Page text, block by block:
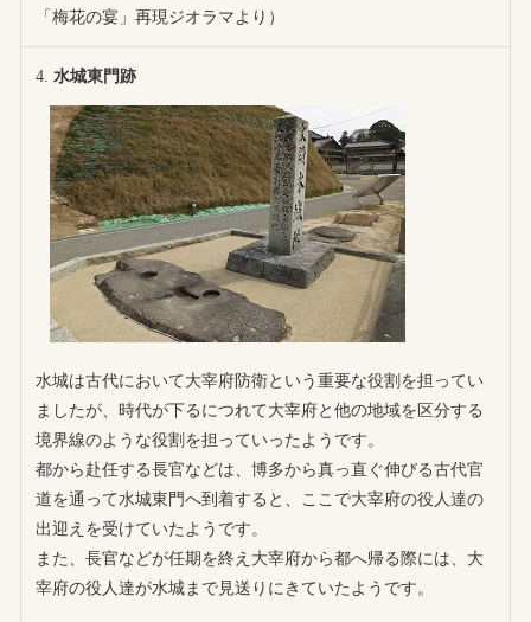
「梅花の宴」再現ジオラマより）
水城東門跡
水城は古代において大宰府防衛という重要な役割を担ってい
ましたが、時代が下るにつれて大宰府と他の地域を区分する
境界線のような役割を担っていったようです。
都から赴任する長官などは、博多から真っ直ぐ伸びる古代官
道を通って水城東門へ到着すると、ここで大宰府の役人達の
出迎えを受けていたようです。
また、長官などが任期を終え大宰府から都へ帰る際には、大
宰府の役人達が水城まで見送りにきていたようです。